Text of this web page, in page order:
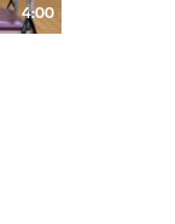
4:00